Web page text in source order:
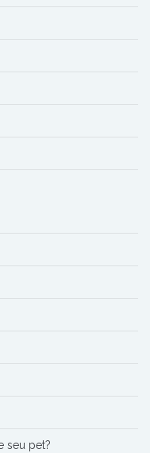
seu pet?